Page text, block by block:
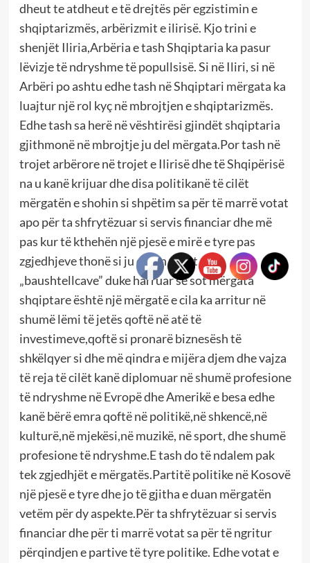
dheut te atdheut e të drejtës për egzistimin e
shqiptarizmës, arbërizmit e ilirisë. Kjo trini e
shenjët Iliria,Arbëria e tash Shqiptaria ka pasur
lëvizje të ndryshme të popullsisë. Si në Iliri, si në
Arbëri po ashtu edhe tash në Shqiptari mërgata ka
luajtur një rol kyç në mbrojtjen e shqiptarizmës.
Edhe tash sa herë në vështirësi gjindët shqiptaria
gjithmonë në mbrojtje ju del mërgata.Por tash në
trojet arbërore në trojet e Ilirisë dhe të Shqipërisë
na u kanë krijuar dhe disa politikanë të cilët
mërgatën e shohin si shpëtim sa për të marrë votat
apo për ta shfrytëzuar si servis financiar dhe më
pas kur të kthehën një pjesë e mirë e tyre pas
zgjedhjeve thonë si ju dolën votat e
„baushtellcave” duke harruar se sot mërgata
shqiptare është një mërgatë e cila ka arritur në
shumë lëmi të jetës qoftë në atë të
investimeve,qoftë si pronarë biznesësh të
shkëlqyer si dhe më qindra e mijëra djem dhe vajza
të reja të cilët kanë diplomuar në shumë profesione
të ndryshme në Evropë dhe Amerikë e besa edhe
kanë bërë emra qoftë në politikë,në shkencë,në
kulturë,në mjekësi,në muzikë, në sport, dhe shumë
profesione të ndryshme.E tash do të ndalem pak
tek zgjedhjët e mërgatës.Partitë politike në Kosovë
një pjesë e tyre dhe jo të gjitha e duan mërgatën
vetëm për dy aspekte.Për ta shfrytëzuar si servis
financiar dhe për ti marrë votat sa për të ngritur
përqindjen e partive të tyre politike. Edhe votat e